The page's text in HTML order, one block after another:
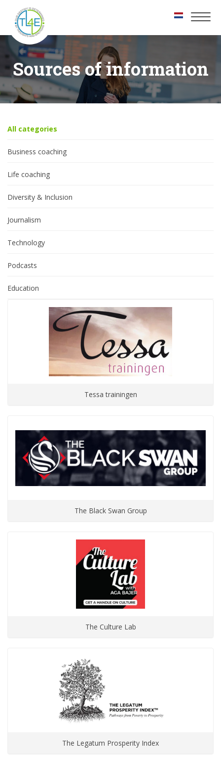
Sources of information
All categories
Business coaching
Life coaching
Diversity & Inclusion
Journalism
Technology
Podcasts
Education
Tessa trainingen
The Black Swan Group
The Culture Lab
The Legatum Prosperity Index